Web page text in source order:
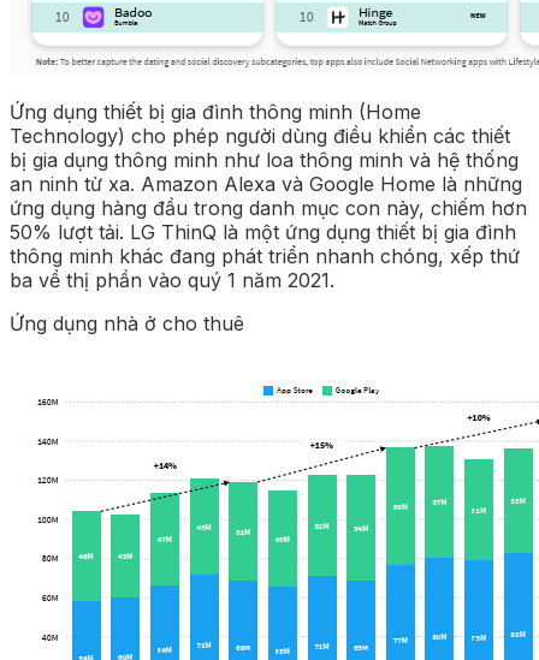
Ứng dụng thiết bị gia đình thông minh (Home
Technology) cho phép người dùng điều khiển các thiết
bị gia dụng thông minh như loa thông minh và hệ thống
an ninh từ xa. Amazon Alexa và Google Home là những
ứng dụng hàng đầu trong danh mục con này, chiếm hơn
50% lượt tải. LG ThinQ là một ứng dụng thiết bị gia đình
thông minh khác đang phát triển nhanh chóng, xếp thứ
ba về thị phần vào quý 1 năm 2021.
Ứng dụng nhà ở cho thuê